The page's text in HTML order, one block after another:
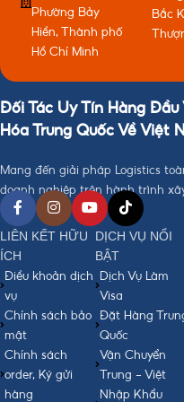
Phường Bảy
Hiền, Thành phố
Hồ Chí Minh
Bắc
Đối Tác Uy Tín Hàng Đầu
Hóa Trung Quốc Về Việt
Mang đến giải pháp Logistics
doanh nghiệp trên hành trình
LIÊN KẾT HỮU
ÍCH
Điều khoản dịch
vụ
Chính sách bảo
mật
Chính sách
order, Ký gửi
hàng
DỊCH VỤ NỔI
BẬT
Dịch Vụ Làm
Visa
Đặt Hàng
Quốc
Vận Chuyển
Trung - Việt
Nhập Khẩu